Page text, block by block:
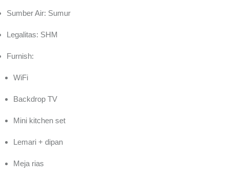
Sumber Air: Sumur
Legalitas: SHM
Furnish:
WiFi
Backdrop TV
Mini kitchen set
Lemari + dipan
Meja rias